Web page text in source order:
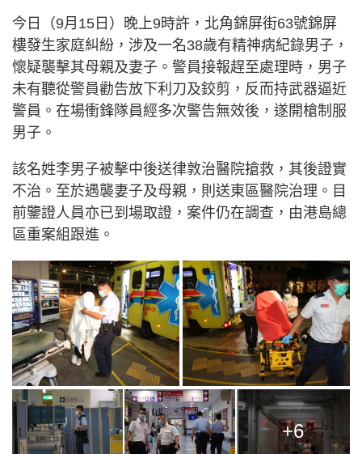
今日（9月15日）晚上9時許，北角錦屏街63號錦屏
樓發生家庭糾紛，涉及一名38歲有精神病紀錄男子，
懷疑襲擊其母親及妻子。警員接報趕至處理時，男子
未有聽從警員勸告放下利刀及鉸剪，反而持武器逼近
警員。在場衝鋒隊員經多次警告無效後，遂開槍制服
男子。
該名姓李男子被擊中後送律敦治醫院搶救，其後證實
不治。至於遇襲妻子及母親，則送東區醫院治理。目
前鑒證人員亦已到場取證，案件仍在調查，由港島總
區重案組跟進。
+6